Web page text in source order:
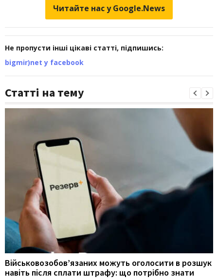
Читайте нас у Google.News
Не пропусти інші цікаві статті, підпишись:
bigmir)net у facebook
Статті на тему
Військовозобов’язаних можуть оголосити в розшук
навіть після сплати штрафу: що потрібно знати